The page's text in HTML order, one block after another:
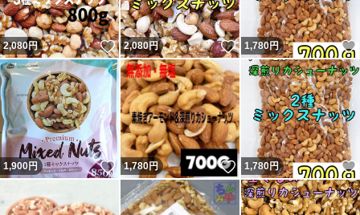
2,080円 いいね！
2,080円 いいね！
1,780円
1,900円 いいね！
1,780円 いいね！
1,780円